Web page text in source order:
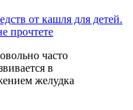
от кашля для детей.
прочтете
часто
в
желудка